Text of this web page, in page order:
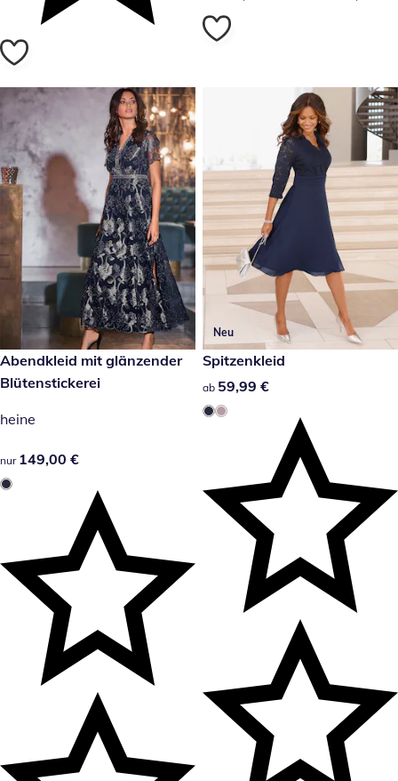
149,00 €
Abendkleid mit glänzender
Blütenstickerei
heine
149,00 €
nur 149,00 €
Neu
59,99 €
Spitzenkleid
59,99 €
ab 59,99 €